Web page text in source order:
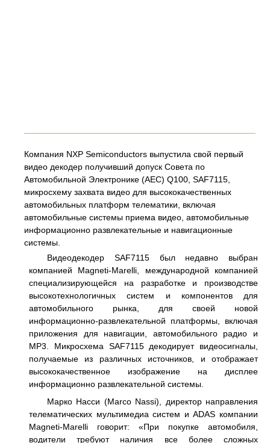
Компания NXP Semiconductors выпустила свой первый
видео декодер получивший допуск Совета по
Автомобильной Электронике (AEC) Q100, SAF7115,
микросхему захвата видео для высококачественных
автомобильных платформ телематики, включая
автомобильные системы приема видео, автомобильные
информационно развлекательные и навигационные
системы.
Видеодекодер SAF7115 был недавно выбран
компанией Magneti-Marelli, международной компанией
специализирующейся на разработке и производстве
высокотехнологичных систем и компонентов для
автомобильного рынка, для своей новой
информационно-развлекательной платформы, включая
приложения для навигации, автомобильного радио и
МР3. Микросхема SAF7115 декодирует видеосигналы,
получаемые из различных источников, и отображает
высококачественное изображение на дисплее
информационно развлекательной системы.
Марко Насси (Marco Nassi), директор направления
телематических мультимедиа систем и ADAS компании
Magneti-Marelli говорит: «При покупке автомобиля,
водители требуют наличия все более сложных